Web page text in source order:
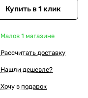
Купить в 1 клик
Малов 1 магазине
Рассчитать доставку
Нашли дешевле?
Хочу в подарок